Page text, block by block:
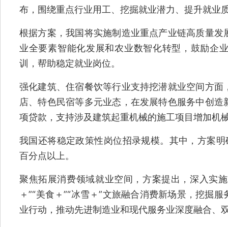
布，围绕重点行业用工、挖掘就业潜力、提升就业
根据方案，我国将实施制造业重点产业链高质量
业全要素智能化发展和农业数智化转型，鼓励企
训，帮助稳定就业岗位。
强化建筑、住宿餐饮等行业支持挖潜就业空间方
店、特色民宿等多元业态，在发展特色服务中创
项贷款，支持涉及建筑起重机械的施工项目增加机
我国还将稳定政策性岗位招录规模。其中，方案
百分点以上。
聚焦拓展消费领域就业空间，方案提出，深入实
＋”“美食＋”“冰雪＋”文旅融合消费新场景，挖掘
业行动，推动先进制造业和现代服务业深度融合、